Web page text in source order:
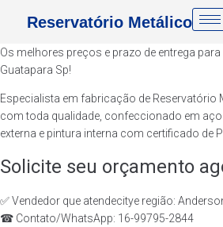
Reservatório Metálico
Os melhores preços e prazo de entrega
Guatapara Sp!
Especialista em fabricação de Reservatório
com toda qualidade, confeccionado em
externa e pintura interna com certificado de
Solicite seu orçamento
✅ Vendedor que atendecitye região:
☎ Contato/WhatsApp: 16-99795-2844